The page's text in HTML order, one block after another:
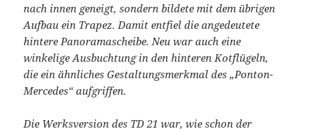
nach innen geneigt, sondern bildete mit dem übrigen
Aufbau ein Trapez. Damit entfiel die angedeutete
hintere Panoramascheibe. Neu war auch eine
winkelige Ausbuchtung in den hinteren Kotflügeln,
die ein ähnliches Gestaltungsmerkmal des „Ponton-
Mercedes“ aufgriffen.
Die Werksversion des TD 21 war, wie schon der